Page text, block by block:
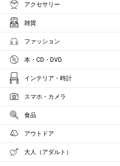
アクセサリー
雑貨
ファッション
本・CD・DVD
インテリア・時計
スマホ・カメラ
食品
アウトドア
大人（アダルト）